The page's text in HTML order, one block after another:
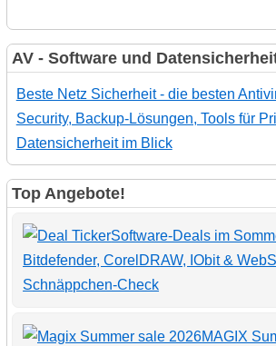
AV - Software und
Beste Netz Sicherheit - die besten
Security, Backup-Lösungen, Tools für
Datensicherheit im Blick
Top Angebote!
Software-Deals im
Bitdefender, CorelDRAW, IObit &
Schnäppchen-Check
MAGIX